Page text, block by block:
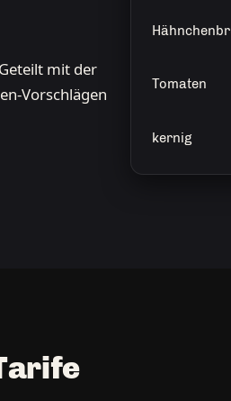
mit der
Vorschlägen
Tomaten
kernig